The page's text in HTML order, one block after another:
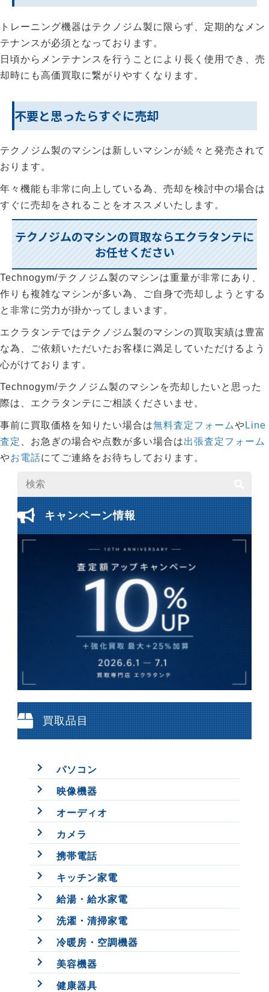
トレーニング機器はテクノジム製に限らず、定期的なメン
テナンスが必須となっております。
日頃からメンテナンスを行うことにより長く使用でき、売
却時にも高価買取に繋がりやすくなります。
不要と思ったらすぐに売却
テクノジム製のマシンは新しいマシンが続々と発売されて
おります。
年々機能も非常に向上している為、売却を検討中の場合は
すぐに売却をされることをオススメいたします。
テクノジムのマシンの買取ならエクラタンテに
お任せください
Technogym/テクノジム製のマシンは重量が非常にあり、
作りも複雑なマシンが多い為、ご自身で売却しようとする
と非常に労力が掛かってしまいます。
エクラタンテではテクノジム製のマシンの買取実績は豊富
な為、ご依頼いただいたお客様に満足していただけるよう
心がけております。
Technogym/テクノジム製のマシンを売却したいと思った
際は、エクラタンテにご相談くださいませ。
事前に買取価格を知りたい場合は無料査定フォームやLine
査定 、お急ぎの場合や点数が多い場合は出張査定フォーム
やお電話にてご連絡をお待ちしております。
キャンペーン情報
買取品目
パソコン
映像機器
オーディオ
カメラ
携帯電話
キッチン家電
給湯・給水家電
洗濯・清掃家電
冷暖房・空調機器
美容機器
健康器具